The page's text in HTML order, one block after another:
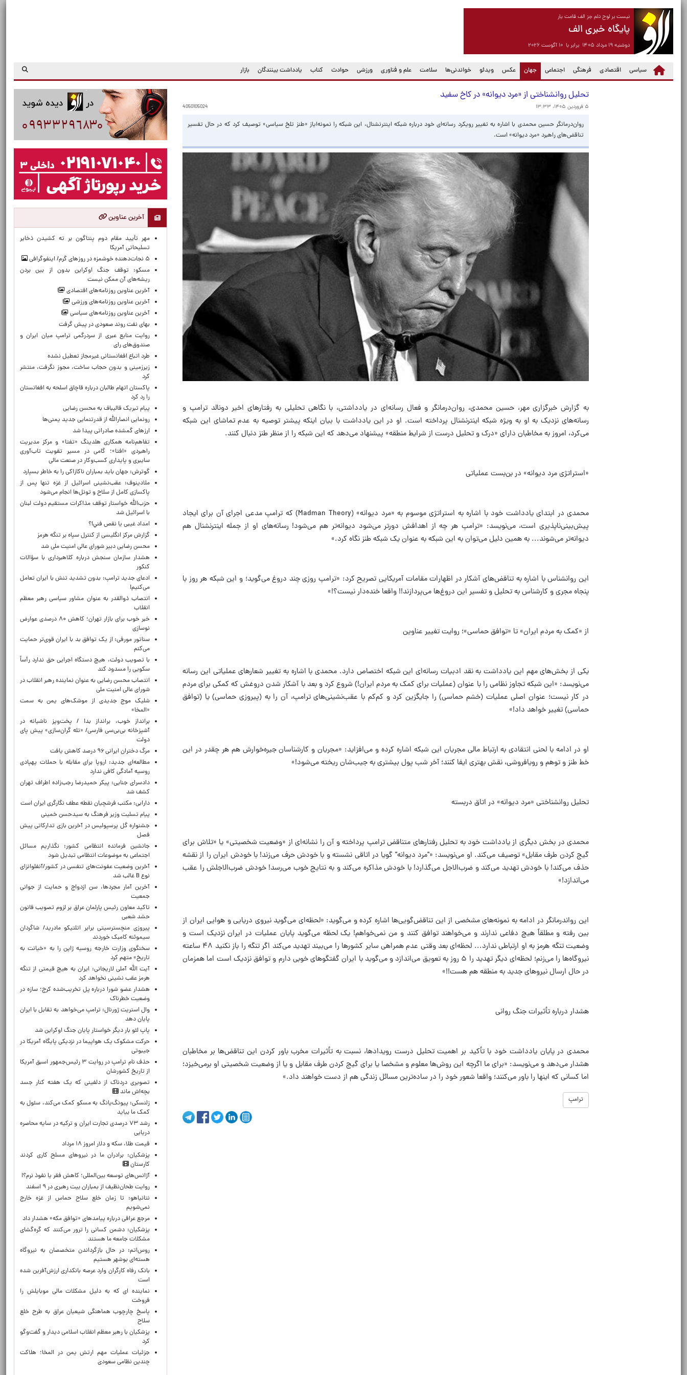
نیست بر لوح دلم جز الف قامت یار
پایگاه خبری الف
دوشنبه ۱۹ مرداد ۱۴۰۵ برابر با ۱۰ آگوست ۲۰۲۶
سیاسی اقتصادی فرهنگی اجتماعی جهان
(current) عکس ویدئو خواندنی‌ها سلامت علم و فناوری ورزشی حوادث کتاب یادداشت بینندگان بازار
تحلیل روانشناختی از «مرد دیوانه» در کاخ سفید
۵ فروردین ۱۴۰۵، ۱۳:۳۳ 4050105024
روان‌درمانگر حسین محمدی با اشاره به تغییر رویکرد رسانه‌ای خود درباره شبکه اینترنشنال، این شبکه را نمونه‌ایاز «طنز تلخ سیاسی» توصیف کرد که در حال تفسیر
تناقض‌های راهبرد «مرد دیوانه» است.
به گزارش خبرگزاری مهر، حسین محمدی، روان‌درمانگر و فعال رسانه‌ای در یادداشتی، با نگاهی تحلیلی به رفتارهای اخیر دونالد ترامپ و
رسانه‌های نزدیک به او به ویژه شبکه اینترنشنال پرداخته است. او در این یادداشت با بیان اینکه پیشتر توصیه به عدم تماشای این شبکه
می‌کرد، امروز به مخاطبان دارای «درک و تحلیل درست از شرایط منطقه» پیشنهاد می‌دهد که این شبکه را از منظر طنز دنبال کنند.
«استراتژی مرد دیوانه» در بن‌بست عملیاتی
محمدی در ابتدای یادداشت خود با اشاره به استراتژی موسوم به «مرد دیوانه» (Madman Theory) که ترامپ مدعی اجرای آن برای ایجاد
پیش‌بینی‌ناپذیری است، می‌نویسد: «ترامپ هر چه از اهدافش دورتر می‌شود دیوانه‌تر هم می‌شود! رسانه‌های او از جمله اینترنشنال هم
دیوانه‌تر می‌شوند... به همین دلیل می‌توان به این شبکه به عنوان یک شبکه طنز نگاه کرد.»
این روانشناس با اشاره به تناقض‌های آشکار در اظهارات مقامات آمریکایی تصریح کرد: «ترامپ روزی چند دروغ می‌گوید؛ و این شبکه هر روز با
پنجاه مجری و کارشناس به تحلیل و تفسیر این دروغ‌ها می‌پردازند!! واقعا خنده‌دار نیست؟!»
از «کمک به مردم ایران» تا «توافق حماسی»؛ روایت تغییر عناوین
یکی از بخش‌های مهم این یادداشت به نقد ادبیات رسانه‌ای این شبکه اختصاص دارد. محمدی با اشاره به تغییر شعارهای عملیاتی این رسانه
می‌نویسد: «این شبکه تجاوز نظامی را با عنوان (عملیات برای کمک به مردم ایران!) شروع کرد و بعد با آشکار شدن دروغش که کمکی برای مردم
در کار نیست؛ عنوان اصلی عملیات (خشم حماسی) را جایگزین کرد و کم‌کم با عقب‌نشینی‌های ترامپ، آن را به (پیروزی حماسی) یا (توافق
حماسی) تغییر خواهد داد!»
او در ادامه با لحنی انتقادی به ارتباط مالی مجریان این شبکه اشاره کرده و می‌افزاید: «مجریان و کارشناسان جیره‌خوارش هم هر چقدر در این
خط طنز و توهم و رویافروشی، نقش بهتری ایفا کنند؛ آخر شب پول بیشتری به جیب‌شان ریخته می‌شود!»
تحلیل روانشناختی «مرد دیوانه» در اتاق دربسته
محمدی در بخش دیگری از یادداشت خود به تحلیل رفتارهای متناقض ترامپ پرداخته و آن را نشانه‌ای از «وضعیت شخصیتی» یا «تلاش برای
گیج کردن طرف مقابل» توصیف می‌کند. او می‌نویسد: «"مرد دیوانه" گویا در اتاقی نشسته و با خودش حرف می‌زند! با خودش ایران را از نقشه
حذف می‌کند! با خودش تهدید می‌کند و ضرب‌الاجل می‌گذارد! با خودش مذاکره می‌کند و به نتایج خوب می‌رسد! خودش ضرب‌الاجلش را عقب
می‌اندازد!»
این رواندرمانگر در ادامه به نمونه‌های مشخصی از این تناقض‌گویی‌ها اشاره کرده و می‌گوید: «لحظه‌ای می‌گوید نیروی دریایی و هوایی ایران از
بین رفته و مطلقاً هیچ دفاعی ندارند و می‌خواهند توافق کنند و من نمی‌خواهم! یک لحظه می‌گوید پایان عملیات در ایران نزدیک است و
وضعیت تنگه هرمز به او ارتباطی ندارد... لحظه‌ای بعد وقتی عدم همراهی سایر کشورها را می‌بیند تهدید می‌کند اگر تنگه را باز نکنید ۴۸ ساعته
نیروگاه‌ها را می‌زنم؛ لحظه‌ای دیگر تهدید را ۵ روز به تعویق می‌اندازد و می‌گوید با ایران گفتگوهای خوبی دارم و توافق نزدیک است اما همزمان
در حال ارسال نیروهای جدید به منطقه هم هست!!»
هشدار درباره تأثیرات جنگ روانی
محمدی در پایان یادداشت خود با تأکید بر اهمیت تحلیل درست رویدادها، نسبت به تأثیرات مخرب باور کردن این تناقض‌ها بر مخاطبان
هشدار می‌دهد و می‌نویسد: «برای ما اگرچه این روش‌ها معلوم و مشخصا یا برای گیج کردن طرف مقابل و یا از وضعیت شخصیتی او برمی‌خیزد؛
اما کسانی که اینها را باور می‌کنند؛ واقعا شعور خود را در ساده‌ترین مسائل زندگی هم از دست خواهند داد.»
ترامپ
آخرین عناوین
مهر تأیید مقام دوم پنتاگون بر ته کشیدن ذخایر
تسلیحاتی آمریکا
۵ نجات‌دهنده خوشمزه در روزهای گرم/ اینفوگرافی
مسکو: توقف جنگ اوکراین بدون از بین بردن
ریشه‌های آن ممکن نیست
آخرین عناوین روزنامه‌های اقتصادی
آخرین عناوین روزنامه‌های ورزشی
آخرین عناوین روزنامه‌های سیاسی
بهای نفت روند صعودی در پیش گرفت
روایت منابع عبری از سردرگمی ترامپ میان ایران و
صندوق‌های رای
طرد اتباع افغانستانی غیرمجاز تعطیل نشده
زیرزمینی و بدون حجاب ساخت، مجوز نگرفت، منتشر
کرد
پاکستان اتهام طالبان درباره قاچاق اسلحه به افغانستان
را رد کرد
پیام تبریک قالیباف به محسن رضایی
رونمایی انصارالله از قدرتنمایی جدید یمنی‌ها
ارزهای گمشده صادراتی پیدا شد
تفاهم‌نامه همکاری هلدینگ «تفتا» و مرکز مدیریت
راهبردی «افتا»؛ گامی در مسیر تقویت تاب‌آوری
سایبری و پایداری کسب‌وکار در صنعت مالی
گوترش: جهان باید بمباران ناکازاکی را به‌ خاطر بسپارد
ملادینوف: عقب‌نشینی اسرائیل از غزه تنها پس از
پاکسازی کامل از سلاح و تونل‌ها انجام می‌شود
حزب‌الله خواستار توقف مذاکرات مستقیم دولت لبنان
با اسرائیل شد
امداد غیبی يا نقص فني!؟
گزارش مرکز انگلیسی از کنترل سپاه بر تنگه هرمز
محسن رضایی دبیر شورای عالی امنیت ملی شد
هشدار سازمان سنجش درباره کلاهبرداری با سؤالات
کنکور
ادعای جدید ترامپ: بدون تشدید تنش با ایران تعامل
می‌کنیم!
انتصاب ذوالقدر به عنوان مشاور سیاسی رهبر معظم
انقلاب
خبر خوب برای بازار تهران؛ کاهش ۸۰ درصدی عوارض
نوسازی
سناتور مورفی: از یک توافق بد با ایران قوی‌تر حمایت
می‌کنم
با تصویب دولت، هیچ دستگاه اجرایی حق ندارد رأساً
سکویی را مسدود کند
انتصاب محسن رضایی به عنوان نماینده رهبر انقلاب در
شورای عالی امنیت ملی
شلیک موج جدیدی از موشک‌های یمن به سمت
«المخا»
برانداز خوب، برانداز بد! / پخت‌وپز ناشیانه در
آشپزخانه‌ بی‌بی‌سی فارسی/ «تله گران‌سازی» پیش پای
دولت
مرگ دختران ایرانی ۹۶ درصد کاهش یافت
مطالعه‌ای جدید: اروپا برای مقابله با حملات پهپادی
روسیه آمادگی کافی ندارد
دادسرای جنایی: پیکر حمیدرضا رجب‌زاده اطراف تهران
کشف شد
دارابی: مکتب فرشچیان نقطه عطف نگارگری ایران است
پیام تسلیت وزیر فرهنگ به سیدحسن خمینی
جشنواره گل پرسپولیس در آخرین بازی تدارکاتی پیش
فصل
جانشین فرمانده انتظامی کشور: نگذاریم مسائل
اجتماعی به موضوعات انتظامی تبدیل شود
آخرین وضعیت عفونت‌های تنفسی در کشور/آنفلوانزای
نوع B غالب شد
آخرین آمار مجردها، سن ازدواج و حمایت از جوانی
جمعیت
تاکید معاون رئیس پارلمان عراق بر لزوم تصویب قانون
حشد شعبی
پیروزی منچسترسیتی برابر اتلتیکو مادرید/ شاگردان
سیموئنه کامبک خوردند
سخنگوی وزارت خارجه روسیه ژاپن را به «خیانت به
تاریخ» متهم کرد
آیت الله آملی لاریجانی: ایران به هیچ قیمتی از تنگه
هرمز عقب نشینی نخواهد کرد
هشدار عضو شورا درباره پل تخریب‌شده کرج؛ سازه در
وضعیت خطرناک
وال‌ استریت ژورنال: ترامپ می‌خواهد به تقابل با ایران
پایان دهد
پاپ لئو بار دیگر خواستار پایان جنگ اوکراین شد
حرکت مشکوک یک هواپیما در نزدیکی پایگاه آمریکا در
جیبوتی
حذف نام ترامپ در روایت ۳ رئیس‌جمهور اسبق آمریکا
از تاریخ کشورشان
تصویری دردناک از دلفینی که یک هفته کنار جسد
بچه‌اش ماند
زلنسکی: پیونگ‌یانگ به مسکو کمک می‌کند، سئول به
کمک ما بیاید
رشد ۷۳ درصدی تجارت ایران و ترکیه در سایه محاصره
دریایی
قیمت طلا، سکه و دلار امروز ۱۸ مرداد
پزشکیان: برادران ما در نیروهای مسلح کاری کردند
کارستان
آژانس‌های توسعه بین‌المللی؛ کاهش فقر یا نفوذ نرم؟!
روایت طحان‌نظیف از بمباران بیت رهبری در ۹ اسفند
نتانیاهو: تا زمان خلع سلاح حماس از غزه خارج
نمی‌شویم
مرجع عراقی درباره پیامدهای «توافق مکه» هشدار داد
پزشکیان: دشمن کسانی را ترور می‌کنند که گره‌گشای
مشکلات جامعه ما هستند
روس‌اتم: در حال بازگرداندن متخصصان به نیروگاه
هسته‌ای بوشهر هستیم
بانک رفاه کارگران وارد عرصه بانکداری ارزش‌آفرین شده
است
نماینده ای که به دلیل مشکلات مالی موبایلش را
فروخت
پاسخ چارچوب هماهنگی شیعیان عراق به طرح خلع
سلاح
پزشکیان با رهبر معظم انقلاب اسلامی دیدار و گفت‌وگو
کرد
جزئیات عملیات مهم ارتش یمن در المخا؛ هلاکت
چندین نظامی سعودی